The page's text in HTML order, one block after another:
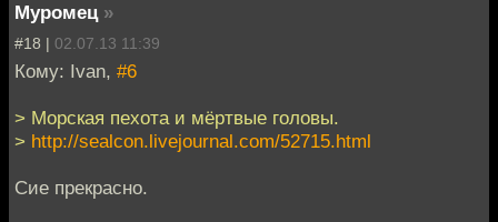
Муромец »
#18 | 02.07.13 11:39
Кому: Ivan, #6
> Морская пехота и мёртвые головы.
> http://sealcon.livejournal.com/52715.html
Сие прекрасно.